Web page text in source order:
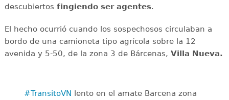
descubiertos fingiendo ser agentes.
El hecho ocurrió cuando los sospechosos circulaban a
bordo de una camioneta tipo agrícola sobre la 12
avenida y 5-50, de la zona 3 de Bárcenas, Villa Nueva.
#TransitoVN lento en el amate Barcena zona